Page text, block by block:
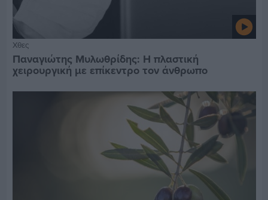
Χθες
Παναγιώτης Μυλωθρίδης: Η πλαστική
χειρουργική με επίκεντρο τον άνθρωπο